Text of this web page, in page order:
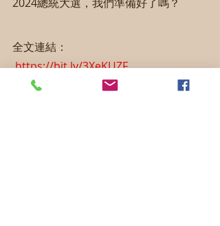
全文連結：
https://bit.ly/3XeKUZF